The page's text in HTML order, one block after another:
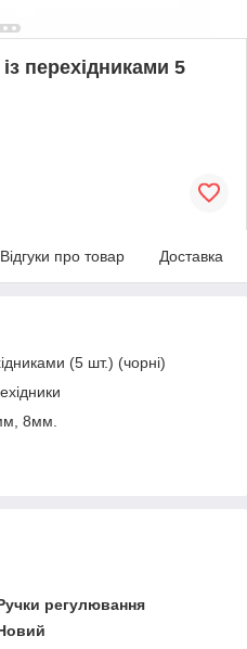
перехідниками 5
Відгуки про товар Доставка
(5 шт.) (чорні)
8мм.
регулювання